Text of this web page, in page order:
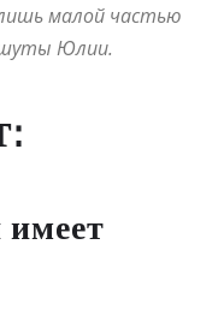
малой частью
Юлии.